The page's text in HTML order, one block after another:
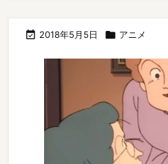
 2018年5月5日  アニメ